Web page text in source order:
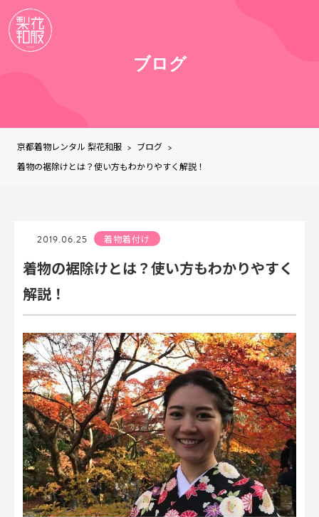
ブログ
京都着物レンタル 梨花和服 > ブログ >
着物の裾除けとは？使い方もわかりやすく解説！
2019.06.25 着物着付け
着物の裾除けとは？使い方もわかりやすく
解説！